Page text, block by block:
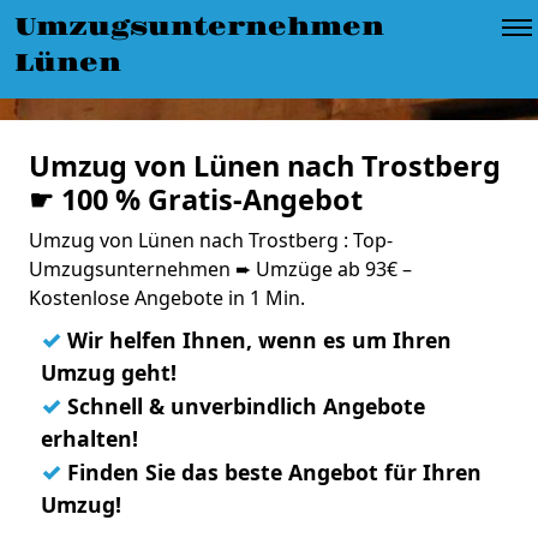
Umzugsunternehmen
Lünen
Umzug von Lünen nach Trostberg
☛ 100 % Gratis-Angebot
Umzug von Lünen nach Trostberg : Top-
Umzugsunternehmen ➨ Umzüge ab 93€ –
Kostenlose Angebote in 1 Min.
✓ Wir helfen Ihnen, wenn es um Ihren
Umzug geht!
✓ Schnell & unverbindlich Angebote
erhalten!
✓ Finden Sie das beste Angebot für Ihren
Umzug!